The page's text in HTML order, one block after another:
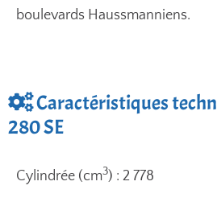
boulevards Haussmanniens.
Caractéristiques
280 SE
Cylindrée (cm3) : 2 778